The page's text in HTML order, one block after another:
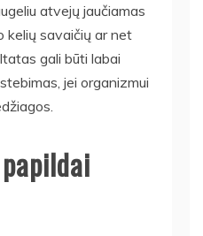
atvejų jaučiamas
kelių savaičių ar net
gali būti labai
jei organizmui